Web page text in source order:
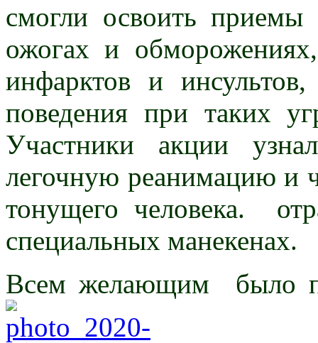
смогли освоить
ожогах и
инфарктов и
поведения при таких
Участники акции
легочную реанимацию и
тонущего человека.
специальных манекенах.
Всем желающим было